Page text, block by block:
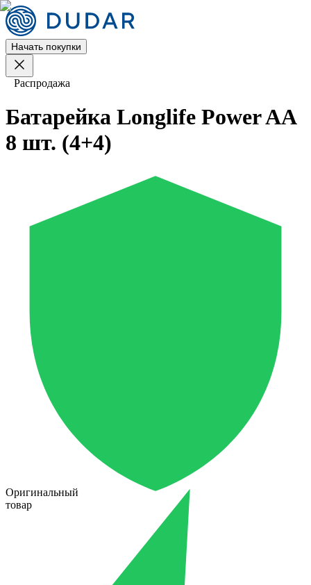
Начать покупки
Распродажа
Батарейка Longlife Power AA
8 шт. (4+4)
Оригинальный
товар